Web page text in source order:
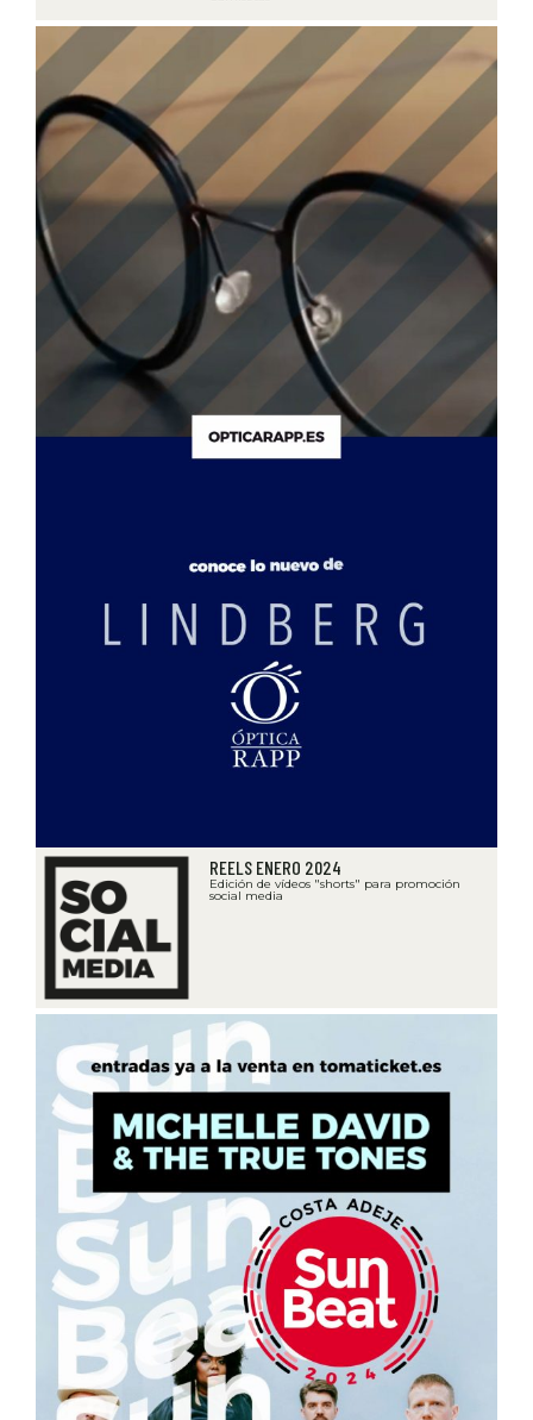
REELS ENERO 2024
Edición de vídeos "shorts" para promoción
social media